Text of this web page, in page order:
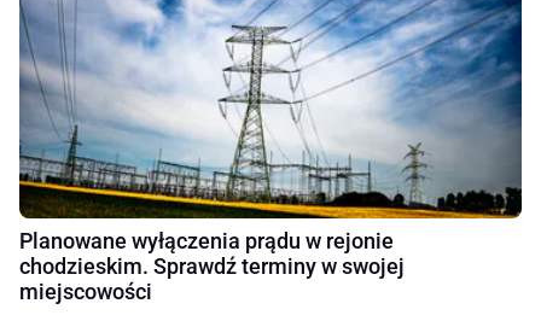
Planowane wyłączenia prądu w rejonie
chodzieskim. Sprawdź terminy w swojej
miejscowości